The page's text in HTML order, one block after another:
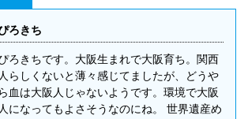
ろきち
ろきちです。大阪生まれで大阪育ち。関西
人らしくないと薄々感じてましたが、どうや
ら血は大阪人じゃないようです。環境で大阪
人になってもよさそうなのにね。 世界遺産め